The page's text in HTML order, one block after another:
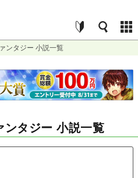
ンタジー 小説一覧
ンタジー 小説一覧